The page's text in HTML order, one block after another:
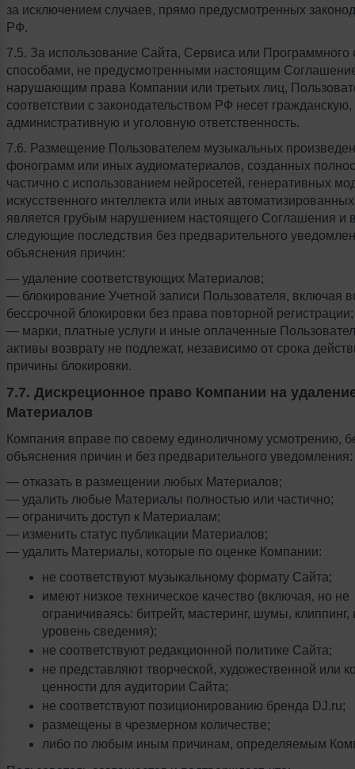
за исключением случаев, прямо предусмотренных
РФ.
7.5. За использование Сайта, Сервиса или Программного
способами, не предусмотренными настоящим
нарушающим права Компании или третьих лиц,
соответствии с законодательством РФ несет гражданскую,
административную и уголовную ответственность.
7.6. Размещение Пользователем музыкальных
фонограмм или иных аудиоматериалов, созданных
частично с использованием нейросетей, генеративных
искусственного интеллекта или иных
является грубым нарушением настоящего Соглашения и
следующие последствия без предварительного
объяснения причин:
— удаление соответствующих Материалов;
— блокирование Учетной записи Пользователя, включая
бессрочной блокировки без права повторной регистрации;
— марки, платные услуги и иные оплаченные
активы возврату не подлежат, независимо от срока
причины блокировки.
7.7. Дискреционное право Компании на
Материалов
Компания вправе по своему единоличному усмотрению,
объяснения причин и без предварительного уведомления:
— отказать в размещении любых Материалов;
— удалить любые Материалы полностью или частично;
— ограничить доступ к Материалам;
— изменить статус публикации Материалов;
— удалить Материалы, которые по оценке Компании:
не соответствуют музыкальному формату Сайта;
имеют низкое техническое качество (включая, но не
ограничиваясь: битрейт, мастеринг, шумы, клиппинг,
уровень сведения);
не соответствуют редакционной политике Сайта;
не представляют творческой, художественной или
ценности для аудитории Сайта;
не соответствуют позиционированию бренда DJ.ru;
размещены в чрезмерном количестве;
либо по любым иным причинам, определяемым